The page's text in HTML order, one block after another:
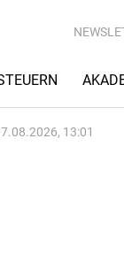
13:01